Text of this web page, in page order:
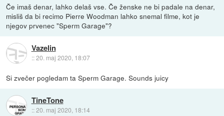
Če imaš denar, lahko delaš vse. Če ženske ne bi padale na denar,
misliš da bi recimo Pierre Woodman lahko snemal filme, kot je
njegov prvenec "Sperm Garage"?
Vazelin
::20. maj 2020, 18:07
Si zvečer pogledam ta Sperm Garage. Sounds juicy
TineTone
::20. maj 2020, 18:14